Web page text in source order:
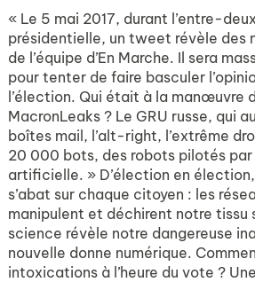
« Le 5 mai 2017, durant l’entre-
présidentielle, un tweet révèle des
de l’équipe d’En Marche. Il sera
pour tenter de faire basculer
l’élection. Qui était à la manœuvre
MacronLeaks ? Le GRU russe, qui
boîtes mail, l’alt-right, l’extrême
20 000 bots, des robots pilotés
artificielle. » D’élection en
s’abat sur chaque citoyen : les
manipulent et déchirent notre tissu
science révèle notre dangereuse
nouvelle donne numérique.
intoxications à l’heure du vote ?